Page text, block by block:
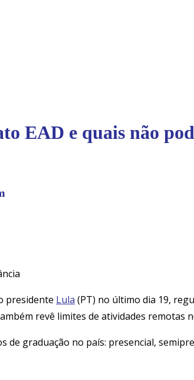
EAD e quais não
presidente Lula (PT) no último dia 19,
revê limites de atividades remotas
graduação no país: presencial,